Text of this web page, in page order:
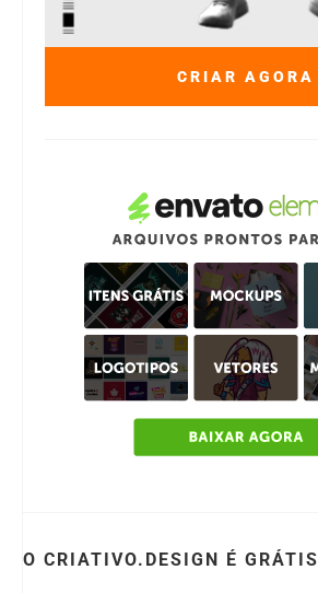
CRIAR AGORA
O CRIATIVO.DESIGN É GRÁTIS